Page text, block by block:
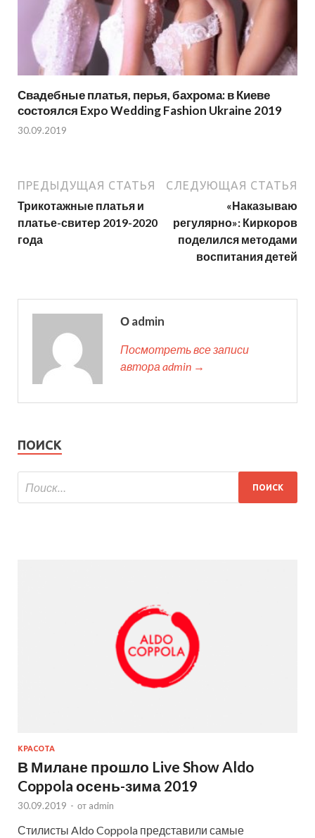
Свадебные платья, перья, бахрома: в Киеве
состоялся Expo Wedding Fashion Ukraine 2019
30.09.2019
ПРЕДЫДУЩАЯ СТАТЬЯ
Трикотажные платья и
платье-свитер 2019-2020
года
СЛЕДУЮЩАЯ СТАТЬЯ
«Наказываю
регулярно»: Киркоров
поделился методами
воспитания детей
О admin
Посмотреть все записи
автора admin →
ПОИСК
КРАСОТА
В Милане прошло Live Show Aldo
Coppola осень-зима 2019
30.09.2019 - от admin
Стилисты Aldo Coppola представили самые